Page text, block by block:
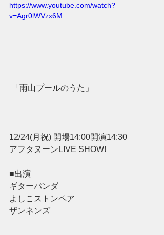
https://www.youtube.com/watch?
v=Agr0lWVzx6M
「雨山プールのうた」
12/24(月祝) 開場14:00開演14:30
アフタヌーンLIVE SHOW!
■出演
ギターパンダ
よしこストンペア
ザンネンズ